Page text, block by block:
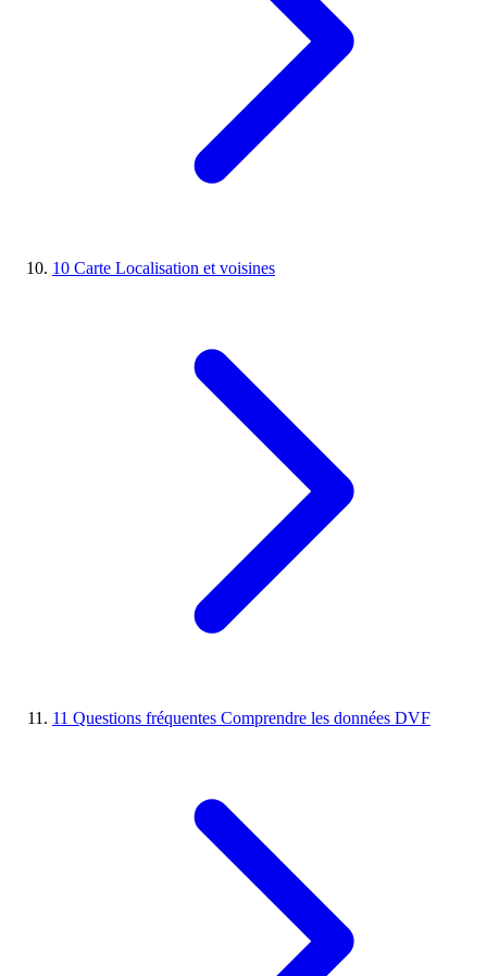
10 Carte Localisation et voisines
11 Questions fréquentes Comprendre les données DVF